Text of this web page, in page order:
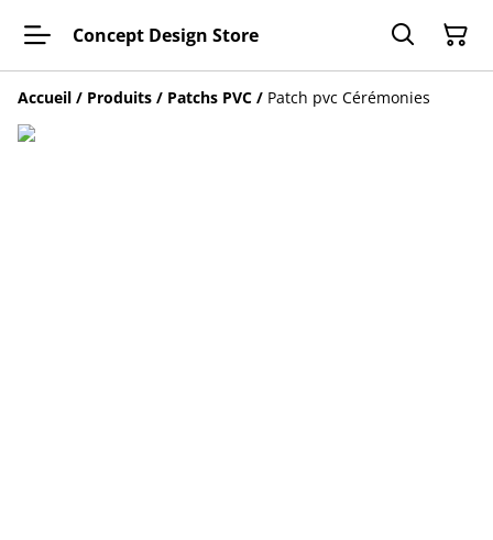
Concept Design Store
Accueil / Produits / Patchs PVC / Patch pvc Cérémonies